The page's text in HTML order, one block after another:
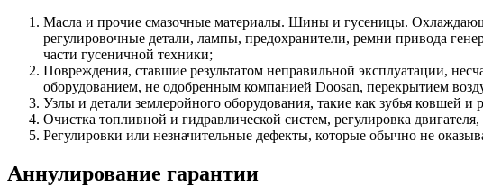
Масла и прочие смазочные материалы. Шины и гусеницы.
регулировочные детали, лампы, предохранители, ремни привода
части гусеничной техники;
Повреждения, ставшие результатом неправильной эксплуатации,
оборудованием, не одобренным компанией Doosan, перекрытием
Узлы и детали землеройного оборудования, такие как зубья ковшей
Очистка топливной и гидравлической систем, регулировка
Регулировки или незначительные дефекты, которые обычно не
Аннулирование гарантии